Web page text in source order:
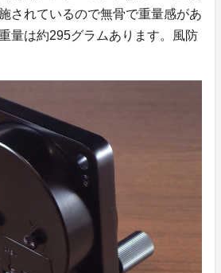
されているので無骨で重量感があ
量は約295グラムあります。風防